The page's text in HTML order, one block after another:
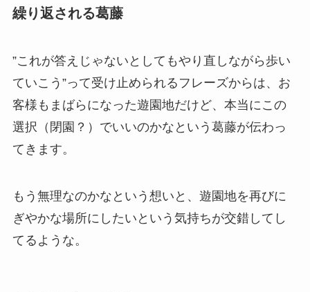
繰り返される葛藤
”これが答えじゃないとしてもやり直しながら歩い
ていこう”って受け止められるフレーズからは、お
客様もまばらになった遊園地だけど、本当にこの
選択（閉園？）でいいのかなという葛藤が伝わっ
てきます。
もう無理なのかなという想いと、遊園地を再びに
ぎやかな場所にしたいという気持ちが交錯してし
てるような。